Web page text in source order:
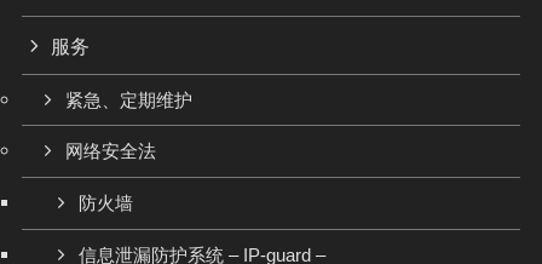
服务
紧急、定期维护
网络安全法
防火墙
信息泄漏防护系统 – IP-guard –